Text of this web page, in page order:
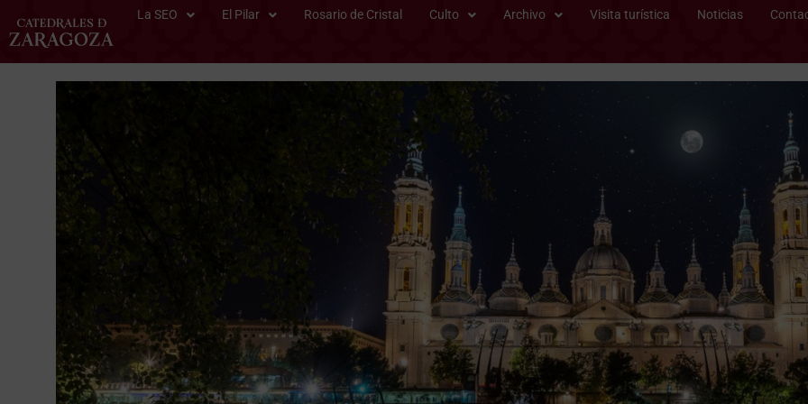
La SEO El Pilar Rosario de Cristal Culto Archivo Visita turística Noticias